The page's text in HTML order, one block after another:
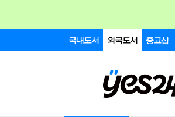
국내도서 외국도서 중고샵